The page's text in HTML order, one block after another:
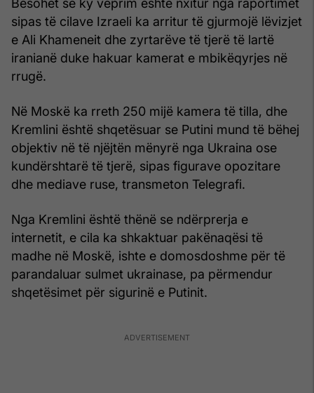
Besohet se ky veprim është nxitur nga raportimet
sipas të cilave Izraeli ka arritur të gjurmojë lëvizjet
e Ali Khameneit dhe zyrtarëve të tjerë të lartë
iranianë duke hakuar kamerat e mbikëqyrjes në
rrugë.
Në Moskë ka rreth 250 mijë kamera të tilla, dhe
Kremlini është shqetësuar se Putini mund të bëhej
objektiv në të njëjtën mënyrë nga Ukraina ose
kundërshtarë të tjerë, sipas figurave opozitare
dhe mediave ruse, transmeton Telegrafi.
Nga Kremlini është thënë se ndërprerja e
internetit, e cila ka shkaktuar pakënaqësi të
madhe në Moskë, ishte e domosdoshme për të
parandaluar sulmet ukrainase, pa përmendur
shqetësimet për sigurinë e Putinit.